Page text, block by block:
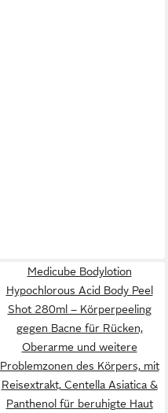
Medicube Bodylotion
Hypochlorous Acid Body Peel
Shot 280ml – Körperpeeling
gegen Bacne für Rücken,
Oberarme und weitere
Problemzonen des Körpers, mit
Reisextrakt, Centella Asiatica &
Panthenol für beruhigte Haut